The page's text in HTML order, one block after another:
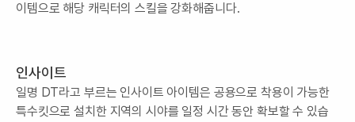
이템으로 해당 캐릭터의 스킬을 강화해줍니다.
인사이트
일명 DT라고 부르는 인사이트 아이템은 공용으로 착용이 가능한
특수킷으로 설치한 지역의 시야를 일정 시간 동안 확보할 수 있습